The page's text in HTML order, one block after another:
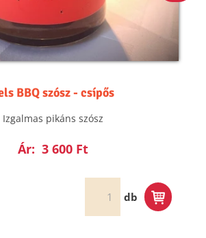
BBQ szósz - csípős
Izgalmas pikáns szósz
Ár: 3 600 Ft
db